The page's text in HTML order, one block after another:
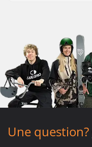
Une question?